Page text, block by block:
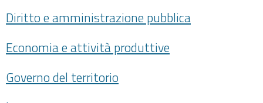
Diritto e amministrazione pubblica
Economia e attività produttive
Governo del territorio